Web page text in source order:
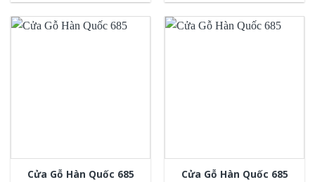
Cửa Gỗ Hàn Quốc 685 Cửa Gỗ Hàn Quốc 685